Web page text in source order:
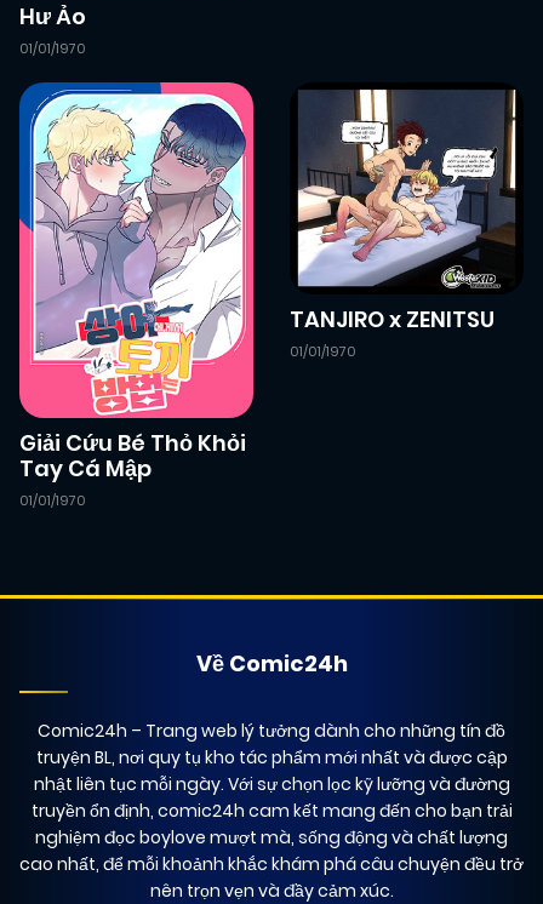
Hư Ảo
01/01/1970
Giải Cứu Bé Thỏ Khỏi
Tay Cá Mập
01/01/1970
TANJIRO x ZENITSU
01/01/1970
Về Comic24h
Comic24h – Trang web lý tưởng dành cho những tín đồ
truyện BL, nơi quy tụ kho tác phẩm mới nhất và được cập
nhật liên tục mỗi ngày. Với sự chọn lọc kỹ lưỡng và đường
truyền ổn định, comic24h cam kết mang đến cho bạn trải
nghiệm đọc boylove mượt mà, sống động và chất lượng
cao nhất, để mỗi khoảnh khắc khám phá câu chuyện đều trở
nên trọn vẹn và đầy cảm xúc.